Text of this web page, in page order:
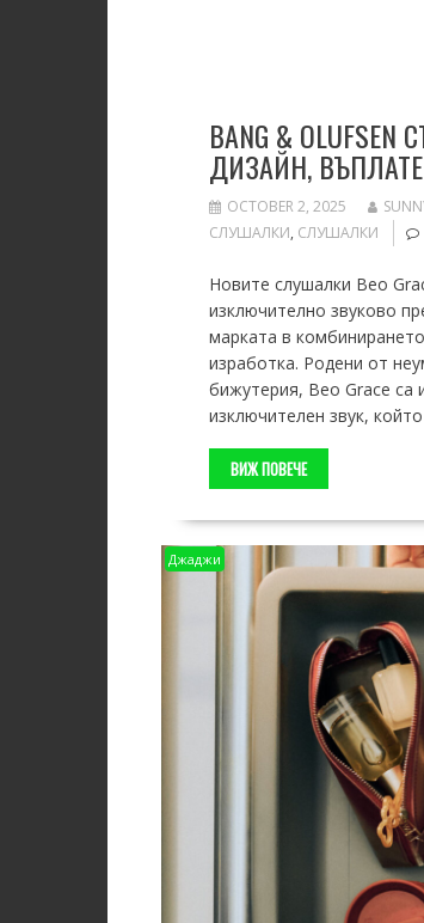
BANG &
ДИЗАЙН,
OCTOBER 2, 2025
СЛУШАЛКИ, СЛУШАЛКИ
Новите слушалки Beo
изключително звуково
марката в
изработка. Родени от
бижутерия, Beo Grace са
изключителен звук,
ВИЖ ПОВЕЧЕ
Джаджи